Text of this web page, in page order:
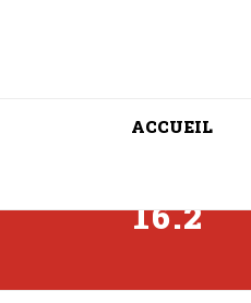
ACCUEIL
16.2